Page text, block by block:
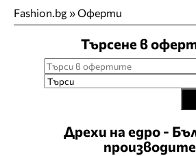
Fashion.bg»Оферти
Търсене в
Дрехи на едро -